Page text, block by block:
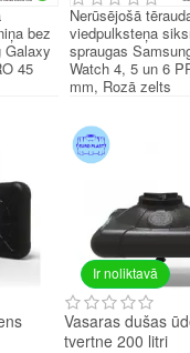
bez
Galaxy
45
Nerūsējošā
viedpulksteņa
spraugas
Watch 4, 5 un 6
mm, Rozā zelts
Ir noliktavā
Vasaras dušas
tvertne 200 litri